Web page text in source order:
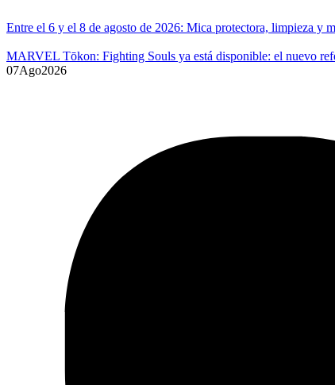
Entre el 6 y el 8 de agosto de 2026: Mica protectora, limpieza y
MARVEL Tōkon: Fighting Souls ya está disponible: el nuevo
07Ago2026